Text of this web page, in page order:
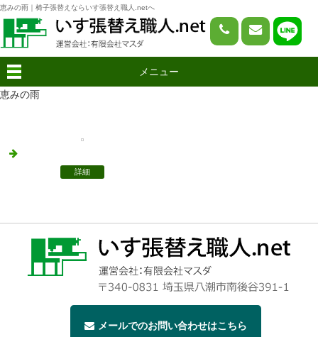
恵みの雨｜椅子張替えならいす張替え職人.netへ
メニュー
恵みの雨
詳細
メールでのお問い合わせはこちら